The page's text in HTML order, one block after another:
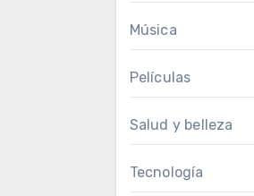
Música
Películas
Salud y belleza
Tecnología